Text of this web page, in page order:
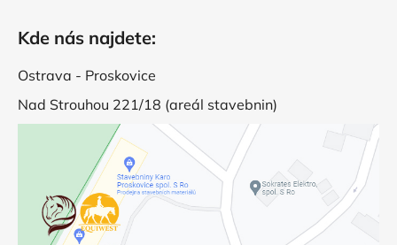
Kde nás najdete:
Ostrava - Proskovice
Nad Strouhou 221/18 (areál stavebnin)